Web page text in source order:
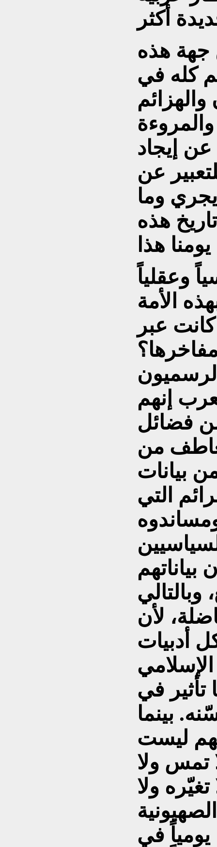
جهة هذه
كله في
والهزائم
عن إيجاد
عن
وما
هذه
وعقلياً
الأمة
عبر
إنهم
فضائل
من
بيانات
التي
لأن
أدبيات
الإسلامي
تأثير في
بينما
ليست
تمس ولا
ولا
يومياً في